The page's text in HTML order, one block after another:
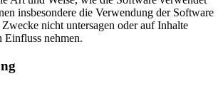
insbesondere die Verwendung der Software
nicht untersagen oder auf Inhalte
Einfluss nehmen.